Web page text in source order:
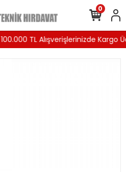
100.000 TL Alışverişlerinizde Kargo
0